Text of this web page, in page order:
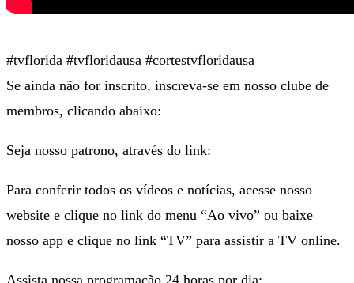
#tvflorida #tvfloridausa #cortestvfloridausa
Se ainda não for inscrito, inscreva-se em nosso clube de
membros, clicando abaixo:
Seja nosso patrono, através do link:
Para conferir todos os vídeos e notícias, acesse nosso
website e clique no link do menu “Ao vivo” ou baixe
nosso app e clique no link “TV” para assistir a TV online.
Assista nossa programação 24 horas por dia: